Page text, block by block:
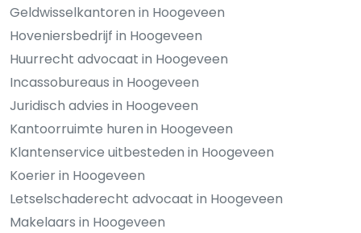
Geldwisselkantoren in Hoogeveen
Hoveniersbedrijf in Hoogeveen
Huurrecht advocaat in Hoogeveen
Incassobureaus in Hoogeveen
Juridisch advies in Hoogeveen
Kantoorruimte huren in Hoogeveen
Klantenservice uitbesteden in Hoogeveen
Koerier in Hoogeveen
Letselschaderecht advocaat in Hoogeveen
Makelaars in Hoogeveen